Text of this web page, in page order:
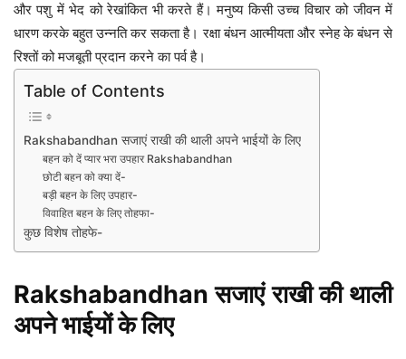
और पशु में भेद को रेखांकित भी करते हैं। मनुष्य किसी उच्च विचार को जीवन में
धारण करके बहुत उन्नति कर सकता है। रक्षा बंधन आत्मीयता और स्नेह के बंधन से
रिश्तों को मजबूती प्रदान करने का पर्व है।
Table of Contents
Rakshabandhan सजाएं राखी की थाली अपने भाईयों के लिए
बहन को दें प्यार भरा उपहार Rakshabandhan
छोटी बहन को क्या दें-
बड़ी बहन के लिए उपहार-
विवाहित बहन के लिए तोहफा-
कुछ विशेष तोहफे-
Rakshabandhan सजाएं राखी की थाली
अपने भाईयों के लिए